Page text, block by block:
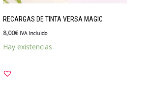
RECARGAS DE TINTA VERSA MAGIC
8,00€ IVA Incluido
Hay existencias